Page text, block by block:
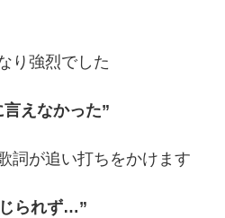
り強烈でした
えなかった”
詞が追い打ちをかけます
られず…”